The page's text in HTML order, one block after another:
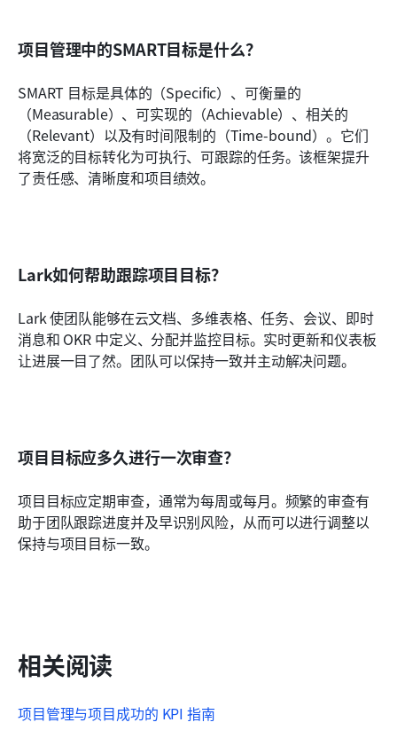
项目管理中的SMART目标是什么？
SMART 目标是具体的（Specific）、可衡量的
（Measurable）、可实现的（Achievable）、相关的
（Relevant）以及有时间限制的（Time-bound）。它们
将宽泛的目标转化为可执行、可跟踪的任务。该框架提升
了责任感、清晰度和项目绩效。
Lark如何帮助跟踪项目目标？
Lark 使团队能够在云文档、多维表格、任务、会议、即时
消息和 OKR 中定义、分配并监控目标。实时更新和仪表板
让进展一目了然。团队可以保持一致并主动解决问题。
项目目标应多久进行一次审查？
项目目标应定期审查，通常为每周或每月。频繁的审查有
助于团队跟踪进度并及早识别风险，从而可以进行调整以
保持与项目目标一致。
相关阅读
项目管理与项目成功的 KPI 指南